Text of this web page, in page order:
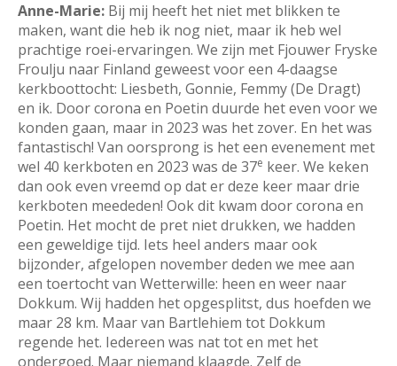
Anne-Marie: Bij mij heeft het niet met blikken te
maken, want die heb ik nog niet, maar ik heb wel
prachtige roei-ervaringen. We zijn met Fjouwer Fryske
Froulju naar Finland geweest voor een 4-daagse
kerkboottocht: Liesbeth, Gonnie, Femmy (De Dragt)
en ik. Door corona en Poetin duurde het even voor we
konden gaan, maar in 2023 was het zover. En het was
fantastisch! Van oorsprong is het een evenement met
wel 40 kerkboten en 2023 was de 37e keer. We keken
dan ook even vreemd op dat er deze keer maar drie
kerkboten meededen! Ook dit kwam door corona en
Poetin. Het mocht de pret niet drukken, we hadden
een geweldige tijd. Iets heel anders maar ook
bijzonder, afgelopen november deden we mee aan
een toertocht van Wetterwille: heen en weer naar
Dokkum. Wij hadden het opgesplitst, dus hoefden we
maar 28 km. Maar van Bartlehiem tot Dokkum
regende het. Iedereen was nat tot en met het
ondergoed. Maar niemand klaagde. Zelf de